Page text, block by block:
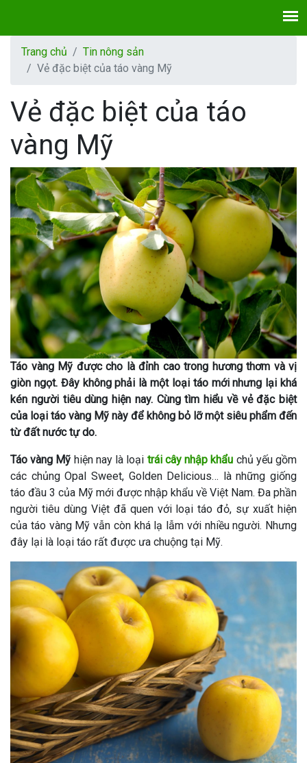
Trang chủ
Tin nông sản
Vẻ đặc biệt của táo vàng Mỹ
Vẻ đặc biệt của táo
vàng Mỹ
Táo vàng Mỹ được cho là đỉnh cao trong hương thơm và vị
giòn ngọt. Đây không phải là một loại táo mới nhưng lại khá
kén người tiêu dùng hiện nay. Cùng tìm hiểu về vẻ đặc biệt
của loại táo vàng Mỹ này để không bỏ lỡ một siêu phẩm đến
từ đất nước tự do.
Táo vàng Mỹ hiện nay là loại trái cây nhập khẩu chủ yếu gồm
các chủng Opal Sweet, Golden Delicious… là những giống
táo đầu 3 của Mỹ mới được nhập khẩu về Việt Nam. Đa phần
người tiêu dùng Việt đã quen với loại táo đỏ, sự xuất hiện
của táo vàng Mỹ vẫn còn khá lạ lẫm với nhiều người. Nhưng
đây lại là loại táo rất được ưa chuộng tại Mỹ.